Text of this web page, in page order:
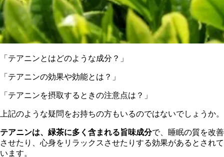
「テアニンとはどのような成分？」
「テアニンの効果や効能とは？」
「テアニンを摂取するときの注意点は？」
上記のような疑問をお持ちの方もいるのではないでしょうか。
テアニンは、緑茶に多く含まれる旨味成分で、睡眠の質を改善
させたり、心身をリラックスさせたりする効果があるとされて
います。